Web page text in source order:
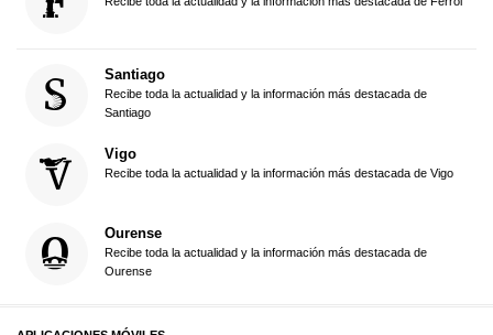
Santiago
Recibe toda la actualidad y la información más destacada de
Santiago
Vigo
Recibe toda la actualidad y la información más destacada de Vigo
Ourense
Recibe toda la actualidad y la información más destacada de
Ourense